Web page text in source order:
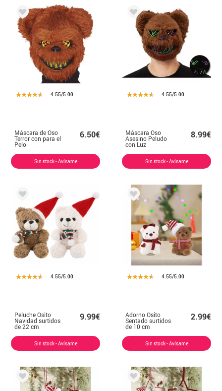
4.55/5.00
Máscara de Oso
Terror con para el
Pelo
6.50€
Sin stock - Avísame
4.55/5.00
Máscara Oso
Asesino Peludo
con Luz
8.99€
Sin stock - Avísame
4.55/5.00
Peluche Osito
Navidad surtidos
de 22 cm
9.99€
Sin stock - Avísame
4.55/5.00
Adorno Osito
Sentado surtidos
de 10 cm
2.99€
Sin stock - Avísame